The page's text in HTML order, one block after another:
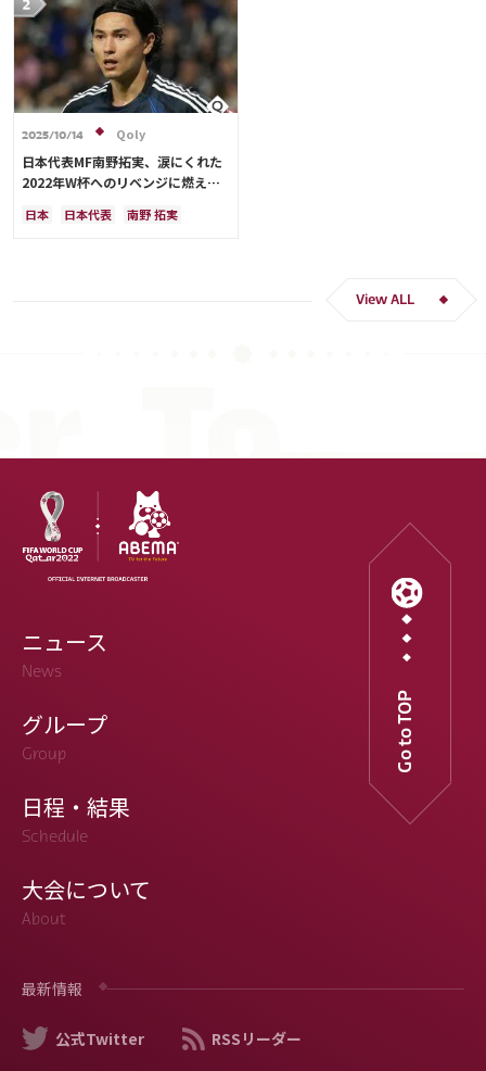
2025/10/14 Qoly
日本代表MF南野拓実、涙にくれた
2022年W杯へのリベンジに燃える
ー人生をかけた戦い」
日本 日本代表
南野 拓実
View ALL
ニュース
News
グループ
Group
日程・結果
Schedule
大会について
About
最新情報
公式Twitter RSSリーダー
Go to TOP